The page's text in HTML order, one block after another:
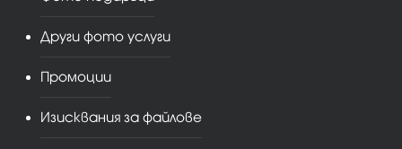
Други фото услуги
Промоции
Изисквания за файлове